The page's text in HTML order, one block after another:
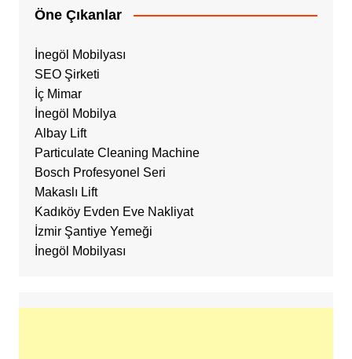
Öne Çıkanlar
İnegöl Mobilyası
SEO Şirketi
İç Mimar
İnegöl Mobilya
Albay Lift
Particulate Cleaning Machine
Bosch Profesyonel Seri
Makaslı Lift
Kadıköy Evden Eve Nakliyat
İzmir Şantiye Yemeği
İnegöl Mobilyası